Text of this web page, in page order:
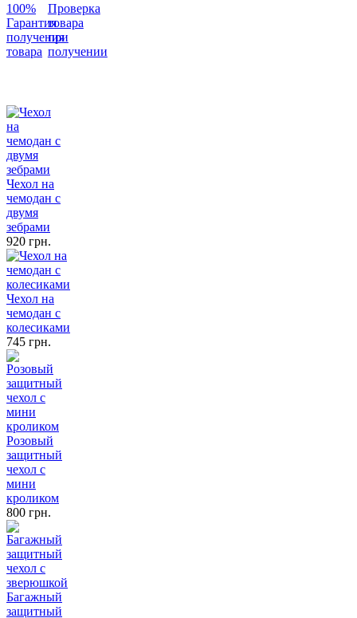
100%
Гарантия
получения
товара
Проверка
товара
при
получении
Чехол на
чемодан с
двумя
зебрами
920 грн.
Чехол на
чемодан с
колесиками
745 грн.
Розовый
защитный
чехол с
мини
кроликом
800 грн.
Багажный
защитный